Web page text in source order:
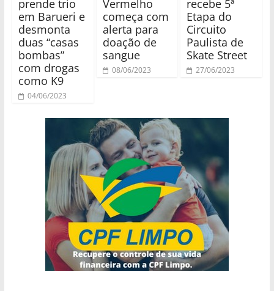
prende trio
em Barueri e
desmonta
duas “casas
bombas”
com drogas
como K9
04/06/2023
Vermelho
começa com
alerta para
doação de
sangue
08/06/2023
recebe 5ª
Etapa do
Circuito
Paulista de
Skate Street
27/06/2023